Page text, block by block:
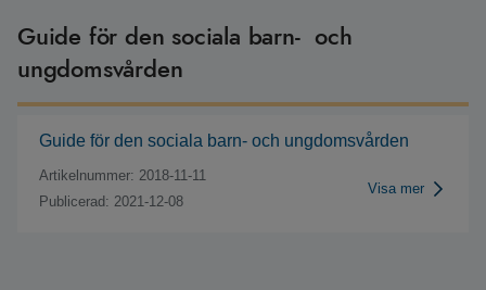
Guide för den sociala barn- och
ungdomsvården
Guide för den sociala barn- och ungdomsvården
Artikelnummer: 2018-11-11
Publicerad: 2021-12-08
Visa mer